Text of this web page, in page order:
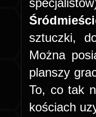
sztuczki,
Można
planszy
To, co tak
kościach